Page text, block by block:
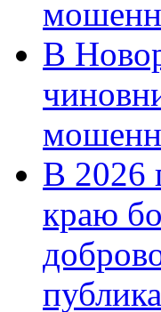
В
В 2026
краю